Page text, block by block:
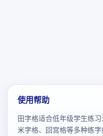
使用帮助
田字格适合低年级学生练
米字格、回宫格等多种练字